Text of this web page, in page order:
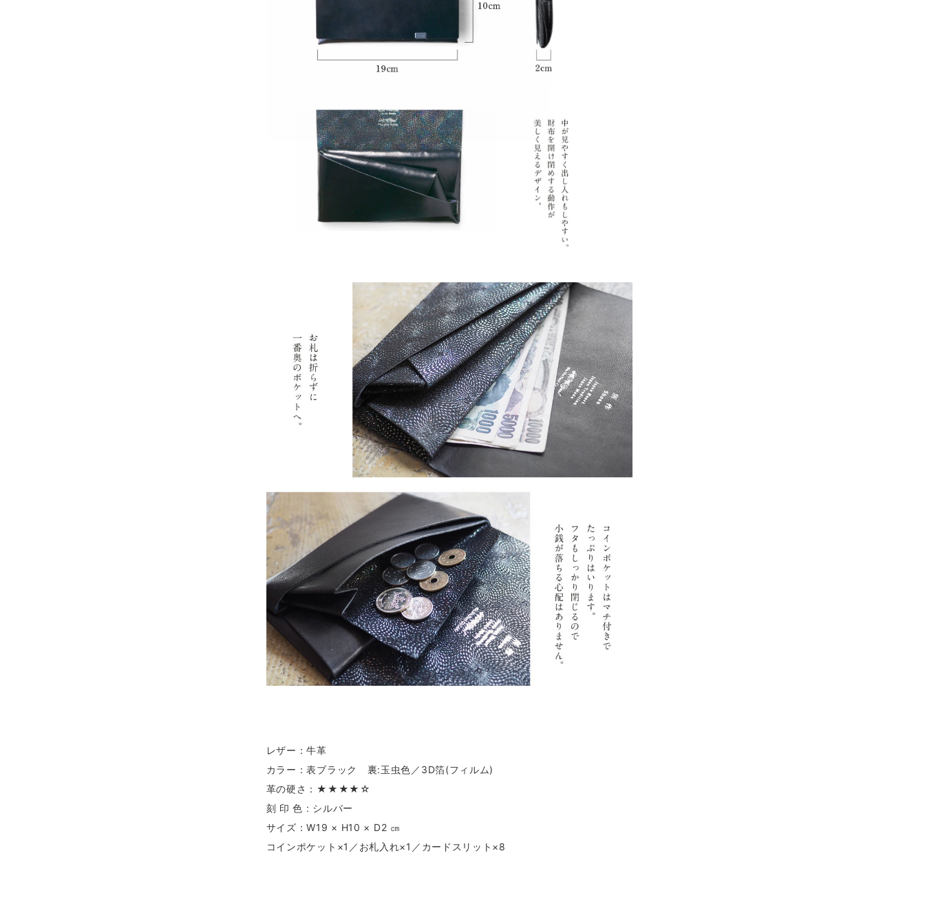
レザー：牛革
カラー：表ブラック 裏:玉虫色／3D箔(フィルム)
革の硬さ：★★★★☆
刻 印 色 : シルバー
サイズ：W19 × H10 × D2 ㎝
コインポケット×1／お札入れ×1／カードスリット×8